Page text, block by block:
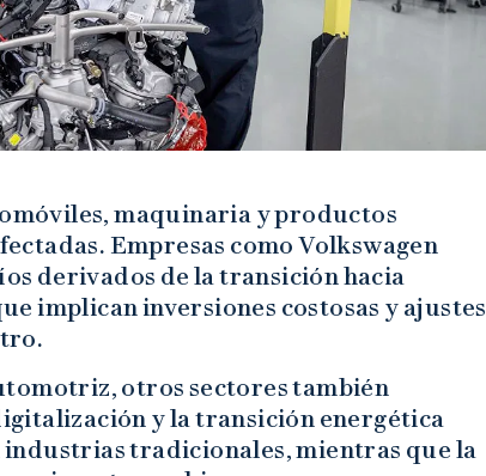
maquinaria y productos
Empresas como Volkswagen
derivados de la transición hacia
implican inversiones costosas y ajustes
otros sectores también
y la transición energética
industrias tradicionales, mientras que la